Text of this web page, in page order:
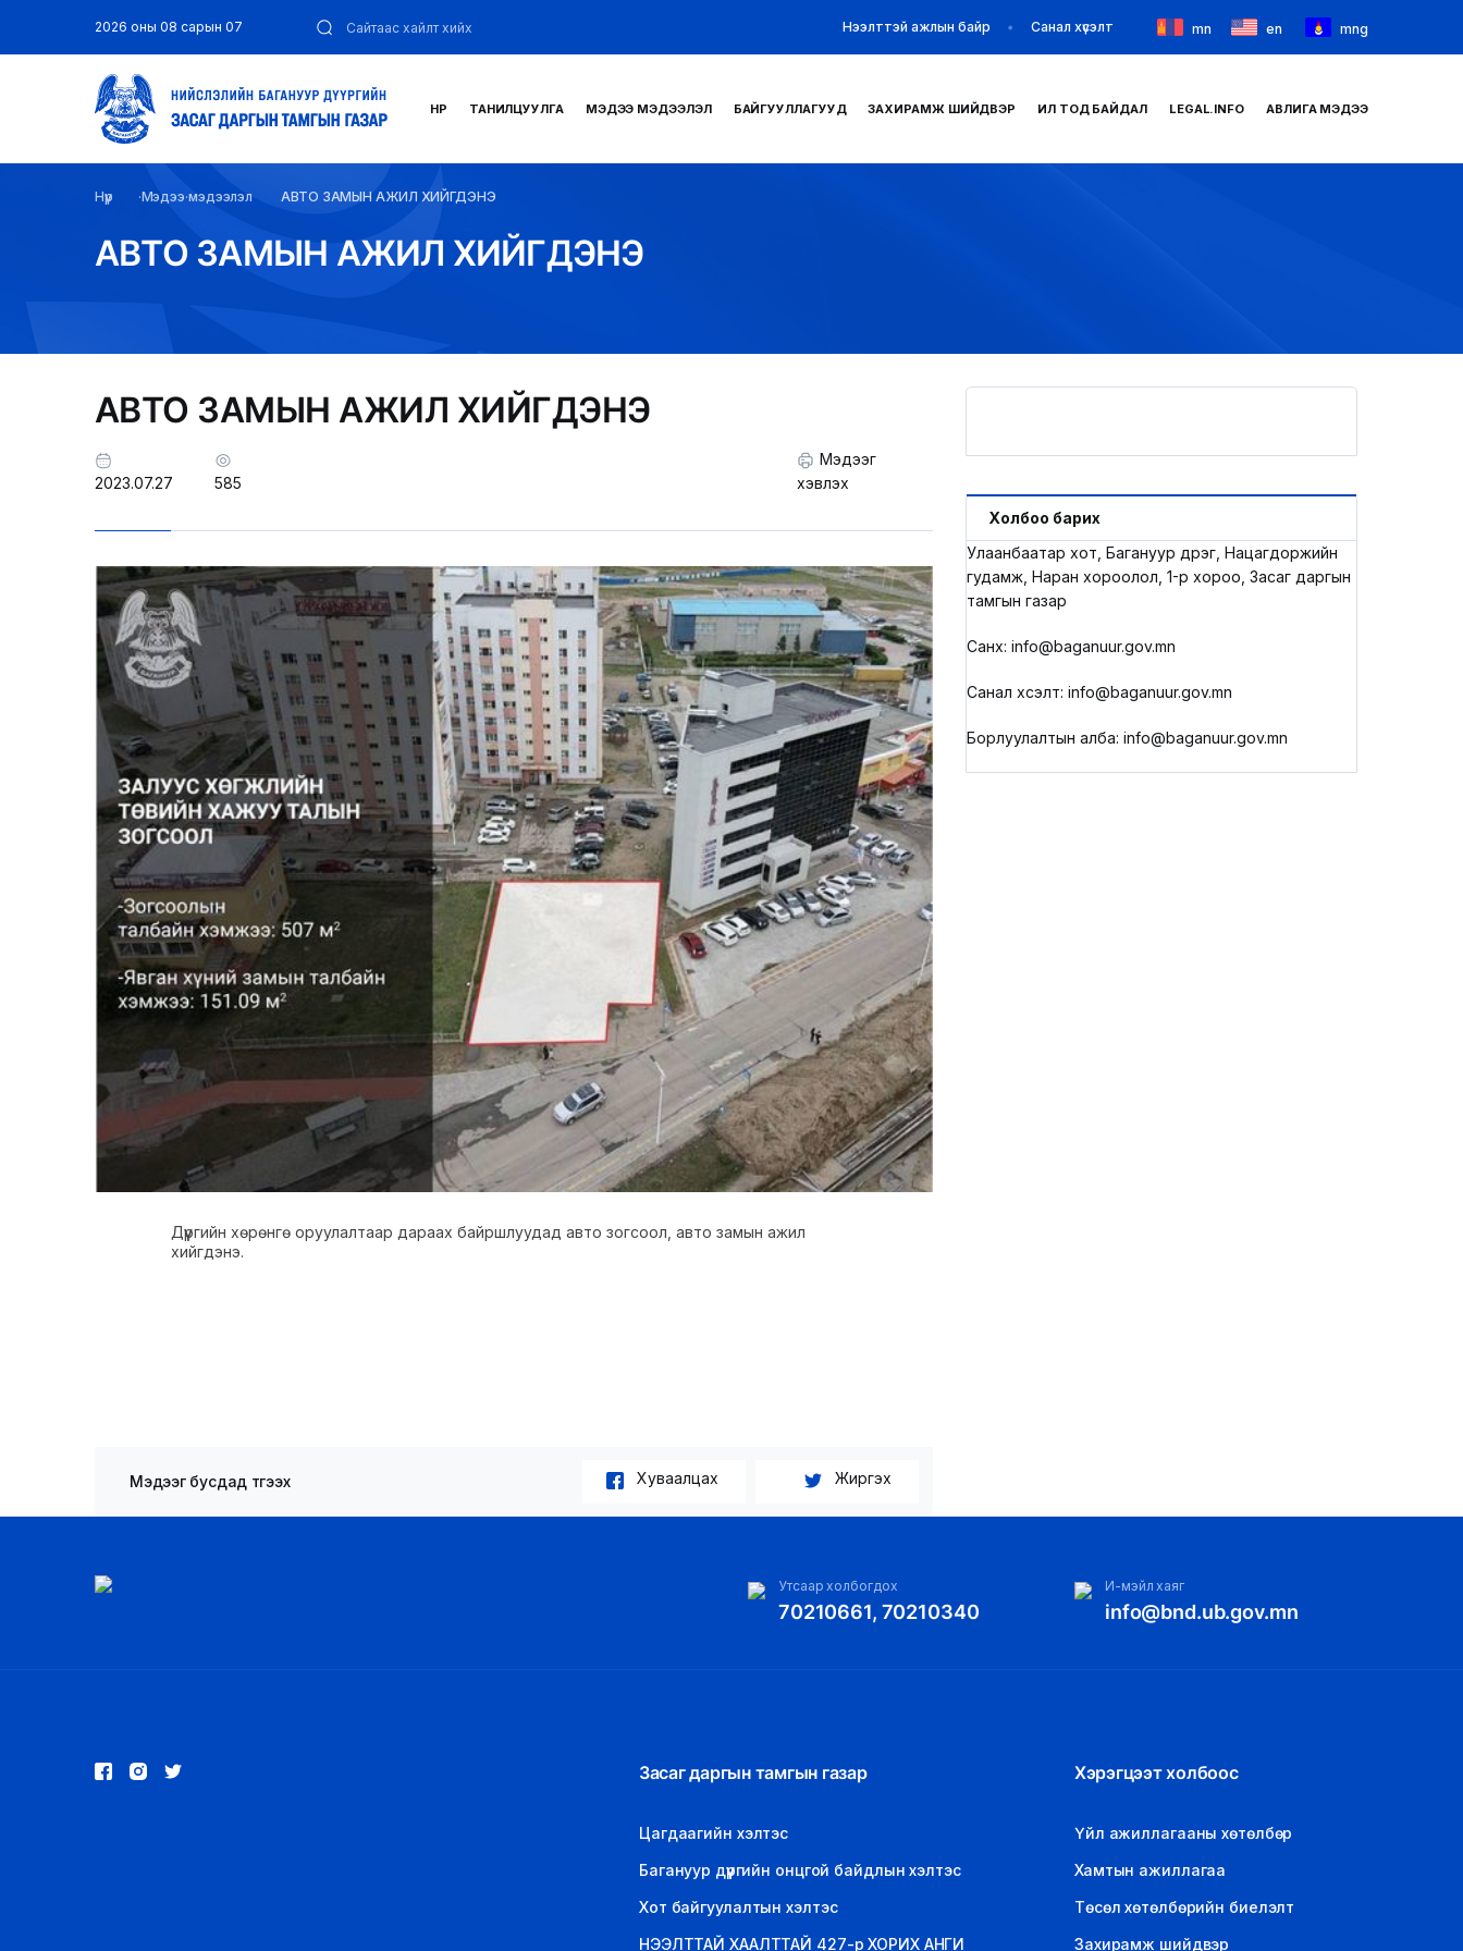
ИЛ ТОД БАЙДАЛ
АВЛИГА МЭДЭЭ
2026 оны 08 сарын 07 Нээлттэй ажлын байр Санал хүсэлт mn en mng
НҮҮР ТАНИЛЦУУЛГА МЭДЭЭ МЭДЭЭЛЭЛ БАЙГУУЛЛАГУУД ЗАХИРАМЖ ШИЙДВЭР ИЛ ТОД БАЙДАЛ LEGAL.INFO АВЛИГА МЭДЭЭ
Нүүр Мэдээ мэдээлэл АВТО ЗАМЫН АЖИЛ ХИЙГДЭНЭ
АВТО ЗАМЫН АЖИЛ ХИЙГДЭНЭ
АВТО ЗАМЫН АЖИЛ ХИЙГДЭНЭ
2023.07.27 585
Мэдээг
хэвлэх
Дүүргийн хөрөнгө оруулалтаар дараах байршлуудад авто зогсоол, авто замын ажил
хийгдэнэ.
Мэдээг бусдад түгээх Хуваалцах Жиргэх
Холбоо барих
Улаанбаатар хот, Багануур дүүрэг, Нацагдоржийн
гудамж, Наран хороолол, 1-р хороо, Засаг даргын
тамгын газар
Санхүү: info@baganuur.gov.mn
Санал хүсэлт: info@baganuur.gov.mn
Борлуулалтын алба: info@baganuur.gov.mn
Утсаар холбогдох
70210661, 70210340
И-мэйл хаяг
info@bnd.ub.gov.mn
Засаг даргын тамгын газар
Цагдаагийн хэлтэс
Багануур дүүргийн онцгой байдлын хэлтэс
Хот байгуулалтын хэлтэс
НЭЭЛТТАЙ ХААЛТТАЙ 427-р ХОРИХ АНГИ
Хэрэгцээт холбоос
Үйл ажиллагааны хөтөлбөр
Хамтын ажиллагаа
Төсөл хөтөлбөрийн биелэлт
Захирамж шийдвэр